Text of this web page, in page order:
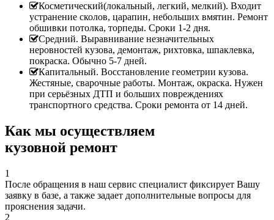
Косметический(локальный, легкий, мелкий). Входит
устранение сколов, царапин, небольших вмятин. Ремонт
обшивки потолка, торпеды. Сроки 1-2 дня.
Средний. Выравнивание незначительных
неровностей кузова, демонтаж, рихтовка, шпаклевка,
покраска. Обычно 5-7 дней.
Капитальный. Восстановление геометрии кузова.
Жестяные, сварочные работы. Монтаж, окраска. Нужен
при серьёзных ДТП и больших повреждениях
транспортного средства. Сроки ремонта от 14 дней.
Как мы осуществляем
кузовной ремонт
1
После обращения в наш сервис специалист фиксирует Вашу
заявку в базе, а также задает дополнительные вопросы для
прояснения задачи.
2